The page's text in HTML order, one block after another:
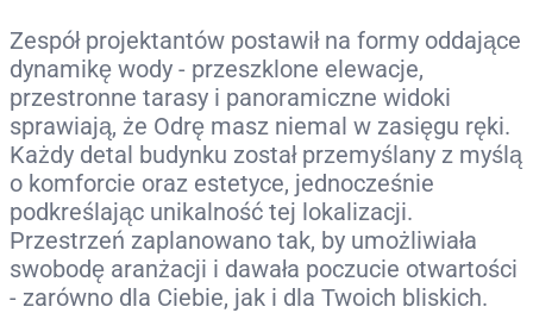
Zespół projektantów postawił na formy oddające
dynamikę wody - przeszklone elewacje,
przestronne tarasy i panoramiczne widoki
sprawiają, że Odrę masz niemal w zasięgu ręki.
Każdy detal budynku został przemyślany z myślą
o komforcie oraz estetyce, jednocześnie
podkreślając unikalność tej lokalizacji.
Przestrzeń zaplanowano tak, by umożliwiała
swobodę aranżacji i dawała poczucie otwartości
- zarówno dla Ciebie, jak i dla Twoich bliskich.